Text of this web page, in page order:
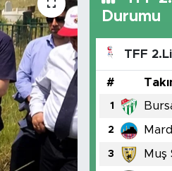
Durumu
TFF
#
1
2
3 Muş